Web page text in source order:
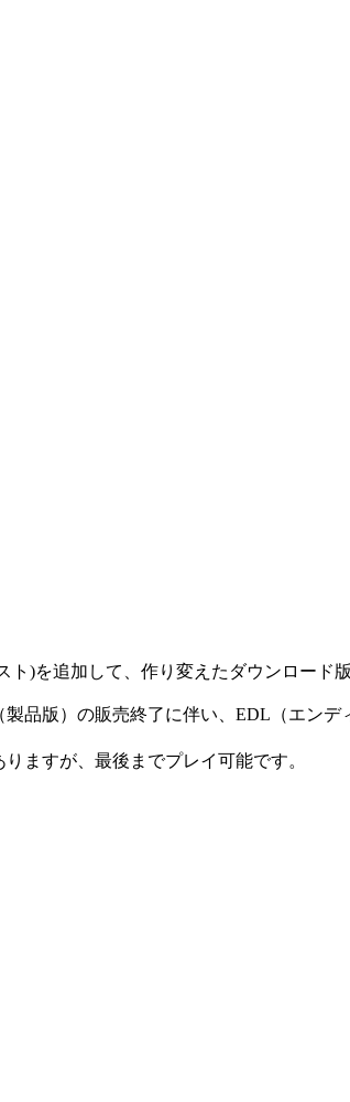
)を追加して、作り変えたダウンロード版
版）の販売終了に伴い、EDL（エンデ
ますが、最後までプレイ可能です。